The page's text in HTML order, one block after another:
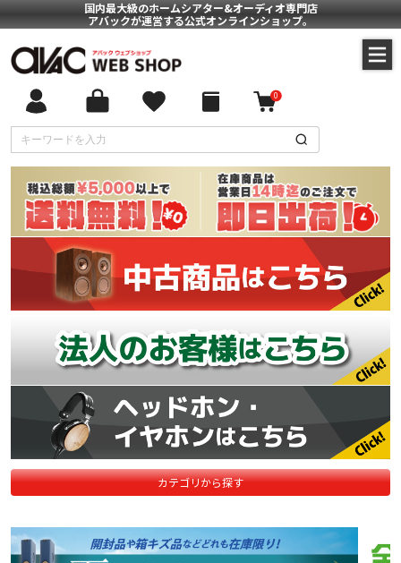
国内最大級のホームシアター&オーディオ専門店
アバックが運営する公式オンラインショップ。
0
カテゴリから探す